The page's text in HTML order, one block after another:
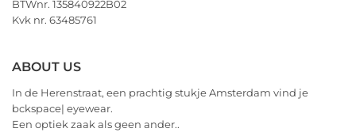
allerbeste
voor
BTWnr. 135840922B02
Kvk nr. 63485761
ABOUT US
In de Herenstraat, een prachtig stukje Amsterdam vind je
bckspace| eyewear.
Een optiek zaak als geen ander..